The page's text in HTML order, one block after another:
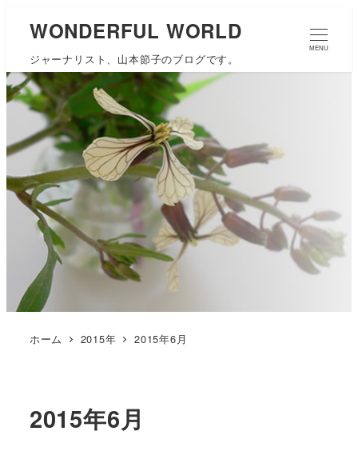
WONDERFUL WORLD
ジャーナリスト、山本節子のブログです。
MENU
ホーム 2015年 2015年6月
2015年6月